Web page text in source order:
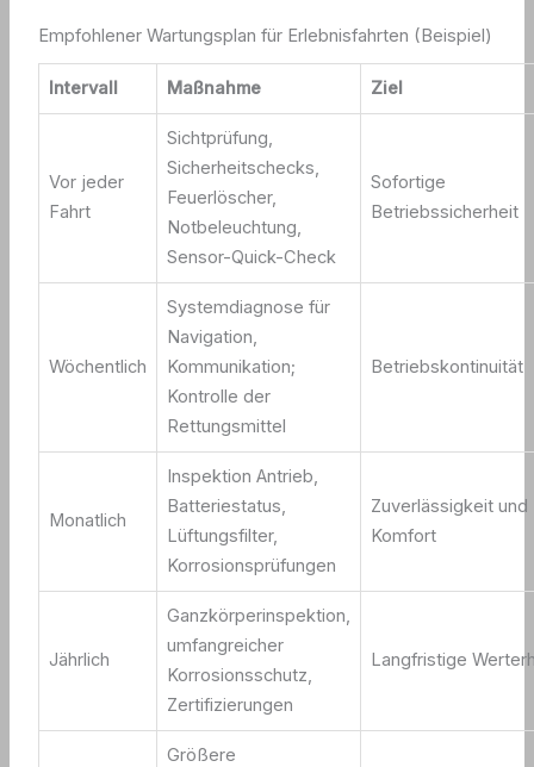
Empfohlener Wartungsplan für Erlebnisfahrten (Beispiel)
Intervall Maßnahme Ziel
Vor jeder
Fahrt
Sichtprüfung,
Sicherheitschecks,
Feuerlöscher,
Notbeleuchtung,
Sensor-Quick-Check
Sofortige
Betriebssicherheit
Wöchentlich
Systemdiagnose für
Navigation,
Kommunikation;
Kontrolle der
Rettungsmittel
Betriebskontinuität
Monatlich
Inspektion Antrieb,
Batteriestatus,
Lüftungsfilter,
Korrosionsprüfungen
Zuverlässigkeit und
Komfort
Jährlich
Ganzkörperinspektion,
umfangreicher
Korrosionsschutz,
Zertifizierungen
Langfristige
Größere